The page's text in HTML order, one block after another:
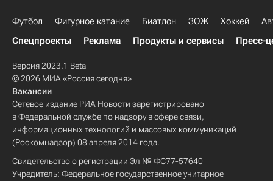
Футбол Фигурное катание Биатлон ЗОЖ Хоккей
Спецпроекты
Реклама Продукты и сервисы Пресс-
Версия 2023.1 Beta
© 2026 МИА «Россия сегодня»
Вакансии
Сетевое издание РИА Новости зарегистрировано
в Федеральной службе по надзору в сфере связи,
информационных технологий и массовых коммуникаций
(Роскомнадзор) 08 апреля 2014 года.
Свидетельство о регистрации Эл № ФС77-57640
Учредитель: Федеральное государственное унитарное